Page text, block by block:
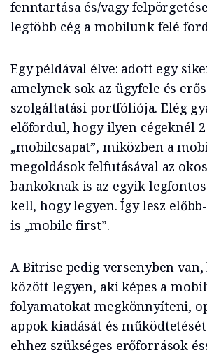
fenntartása és/vagy
legtöbb cég a mobilunk felé
Egy példával élve: adott egy
amelynek sok az ügyfele és
szolgáltatási portfóliója. Elég
előfordul, hogy ilyen cégeknél
„mobilcsapat”, miközben a
megoldások felfutásával az
bankoknak is az egyik
kell, hogy legyen. Így lesz
is „mobile first”.
A Bitrise pedig versenyben van,
között legyen, aki képes a
folyamatokat megkönnyíteni,
appok kiadását és
ehhez szükséges erőforrások